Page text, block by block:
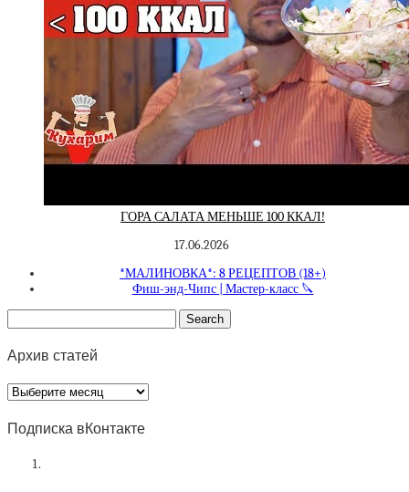
ГОРА САЛАТА МЕНЬШЕ 100 ККАЛ!
17.06.2026
*МАЛИНОВКА*: 8 РЕЦЕПТОВ (18+)
Фиш-энд-Чипс | Мастер-класс 🔪
Архив статей
Архив
статей
Подписка вКонтакте